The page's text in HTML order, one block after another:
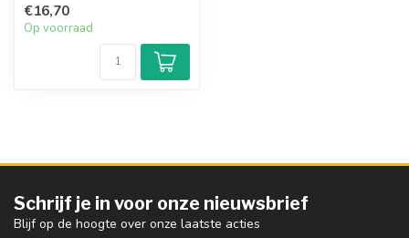
€16,70
Op voorraad
Schrijf je in voor onze nieuwsbrief
Blijf op de hoogte over onze laatste acties